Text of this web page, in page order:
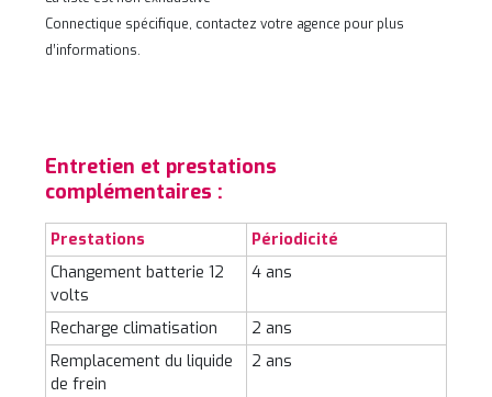
Connectique spécifique, contactez votre agence pour plus
d’informations.
Entretien et prestations
complémentaires :
Prestations
Périodicité
Changement batterie 12
volts
4 ans
Recharge climatisation
2 ans
Remplacement du liquide
de frein
2 ans